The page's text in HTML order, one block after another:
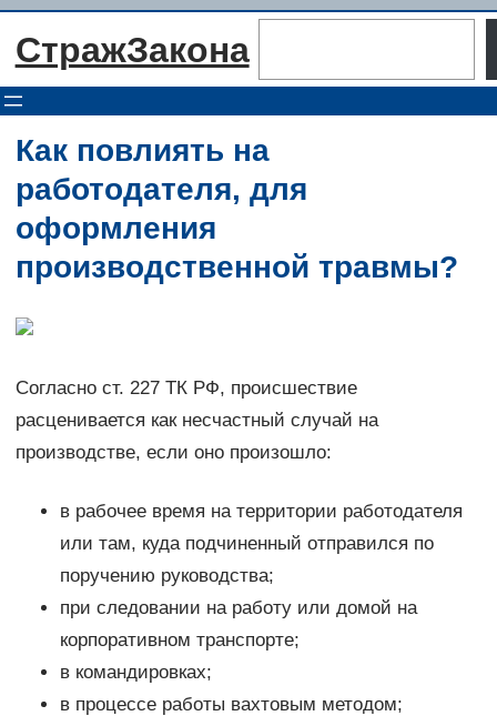
Перейти
СтражЗакона
Как повлиять на
работодателя, для
оформления
производственной травмы?
Согласно ст. 227 ТК РФ, происшествие
расценивается как несчастный случай на
производстве, если оно произошло:
в рабочее время на территории работодателя
или там, куда подчиненный отправился по
поручению руководства;
при следовании на работу или домой на
корпоративном транспорте;
в командировках;
в процессе работы вахтовым методом;